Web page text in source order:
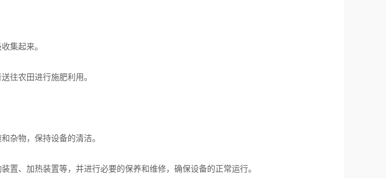
集起来。
农田进行施肥利用。
物，保持设备的清洁。
、加热装置等，并进行必要的保养和维修，确保设备的正常运行。